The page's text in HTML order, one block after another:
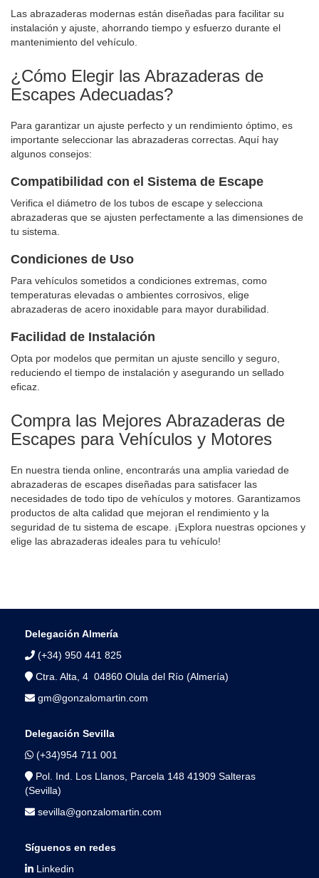
Las abrazaderas modernas están diseñadas para facilitar su
instalación y ajuste, ahorrando tiempo y esfuerzo durante el
mantenimiento del vehículo.
¿Cómo Elegir las Abrazaderas de
Escapes Adecuadas?
Para garantizar un ajuste perfecto y un rendimiento óptimo, es
importante seleccionar las abrazaderas correctas. Aquí hay
algunos consejos:
Compatibilidad con el Sistema de Escape
Verifica el diámetro de los tubos de escape y selecciona
abrazaderas que se ajusten perfectamente a las dimensiones de
tu sistema.
Condiciones de Uso
Para vehículos sometidos a condiciones extremas, como
temperaturas elevadas o ambientes corrosivos, elige
abrazaderas de acero inoxidable para mayor durabilidad.
Facilidad de Instalación
Opta por modelos que permitan un ajuste sencillo y seguro,
reduciendo el tiempo de instalación y asegurando un sellado
eficaz.
Compra las Mejores Abrazaderas de
Escapes para Vehículos y Motores
En nuestra tienda online, encontrarás una amplia variedad de
abrazaderas de escapes diseñadas para satisfacer las
necesidades de todo tipo de vehículos y motores. Garantizamos
productos de alta calidad que mejoran el rendimiento y la
seguridad de tu sistema de escape. ¡Explora nuestras opciones y
elige las abrazaderas ideales para tu vehículo!
Delegación Almería
(+34) 950 441 825
Ctra. Alta, 4 04860 Olula del Río (Almería)
gm@gonzalomartin.com
Delegación Sevilla
(+34)954 711 001
Pol. Ind. Los Llanos, Parcela 148 41909 Salteras
(Sevilla)
sevilla@gonzalomartin.com
Síguenos en redes
Linkedin